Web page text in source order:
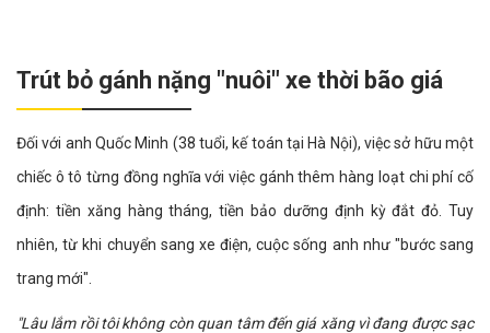
Trút bỏ gánh nặng "nuôi" xe thời bão giá
Đối với anh Quốc Minh (38 tuổi, kế toán tại Hà Nội), việc sở hữu một
chiếc ô tô từng đồng nghĩa với việc gánh thêm hàng loạt chi phí cố
định: tiền xăng hàng tháng, tiền bảo dưỡng định kỳ đắt đỏ. Tuy
nhiên, từ khi chuyển sang xe điện, cuộc sống anh như "bước sang
trang mới".
"Lâu lắm rồi tôi không còn quan tâm đến giá xăng vì đang được sạc